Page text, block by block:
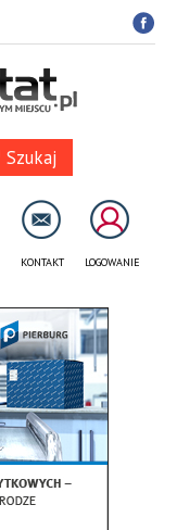
KONTAKT LOGOWANIE